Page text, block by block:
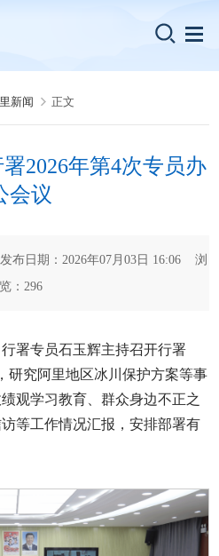
新闻 正文
2026年第4次专员办
会议
日期：2026年07月03日 16:06 浏
览： 296
署专员石玉辉主持召开行署
研究阿里地区冰川保护方案等事
观学习教育、群众身边不正之
等工作情况汇报，安排部署有